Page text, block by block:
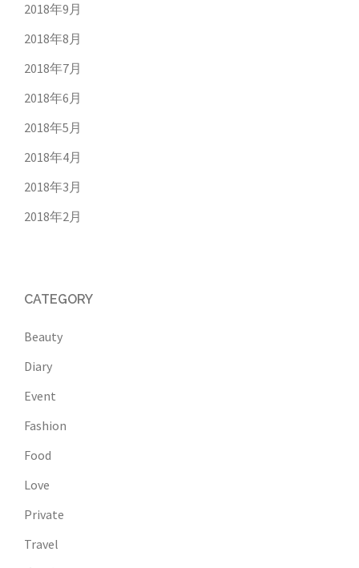
2018年9月
2018年8月
2018年7月
2018年6月
2018年5月
2018年4月
2018年3月
2018年2月
CATEGORY
Beauty
Diary
Event
Fashion
Food
Love
Private
Travel